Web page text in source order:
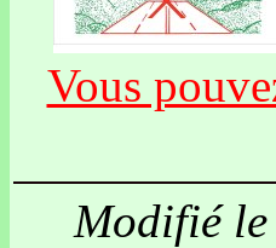
Vous
Modifié